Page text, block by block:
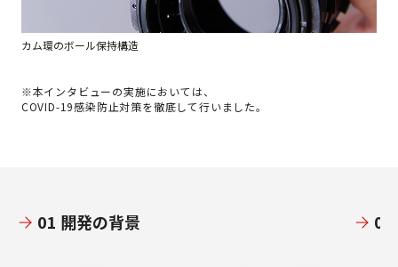
カム環のボール保持構造
※本インタビューの実施においては、
COVID-19感染防止対策を徹底して行いました。
01 開発の背景 02